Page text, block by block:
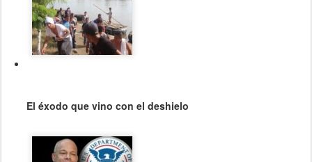
El éxodo que vino con el deshielo